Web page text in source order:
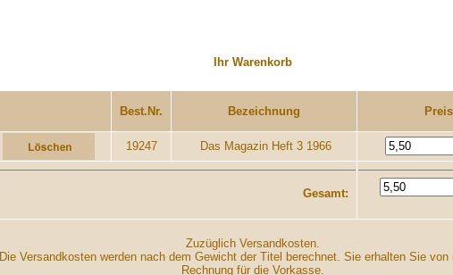
Ihr Warenkorb
Best.Nr. Bezeichnung Preis
19247 Das Magazin Heft 3 1966
Gesamt:
Zuzüglich Versandkosten.
Die Versandkosten werden nach dem Gewicht der Titel berechnet. Sie erhalten Sie von
Rechnung für die Vorkasse.